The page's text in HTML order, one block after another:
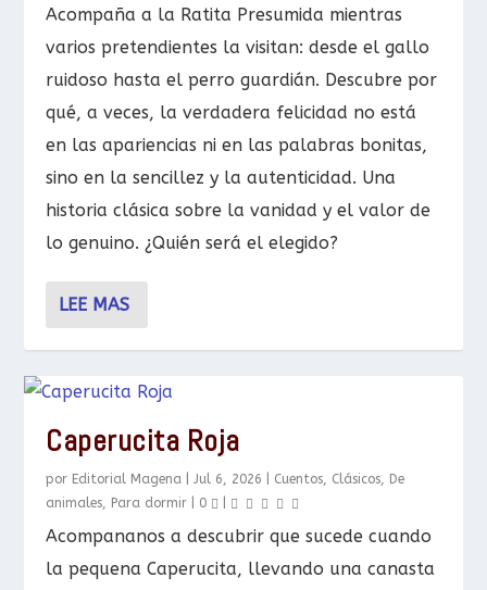
Acompaña a la Ratita Presumida mientras
varios pretendientes la visitan: desde el gallo
ruidoso hasta el perro guardián. Descubre por
qué, a veces, la verdadera felicidad no está
en las apariencias ni en las palabras bonitas,
sino en la sencillez y la autenticidad. Una
historia clásica sobre la vanidad y el valor de
lo genuino. ¿Quién será el elegido?
LEE MAS
Caperucita Roja
por Editorial Magena |Jul 6, 2026 Cuentos, Clásicos, De
animales, Para dormir 0
Acompananos a descubrir que sucede cuando
la pequena Caperucita, llevando una canasta